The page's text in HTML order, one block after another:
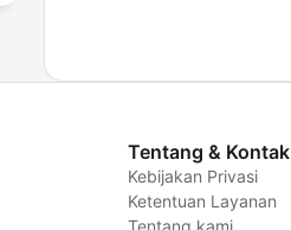
Tentang & Kontak
Kebijakan Privasi
Ketentuan Layanan
Tentang kami